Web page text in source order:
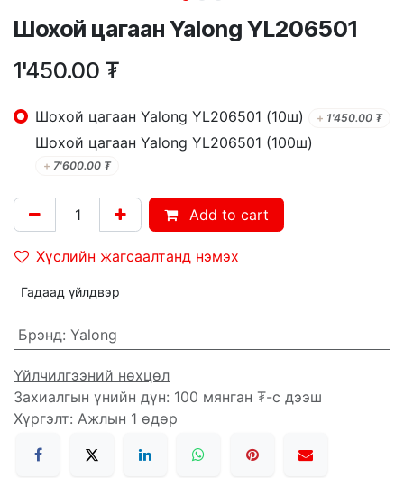
Шохой цагаан Yalong YL206501
1'450.00 ₮
Шохой цагаан Yalong YL206501 (10ш) + 1'450.00₮
Шохой цагаан Yalong YL206501 (100ш)
+ 7'600.00₮
Add to cart
Хүслийн жагсаалтанд нэмэх
Гадаад үйлдвэр
Брэнд: Yalong
Үйлчилгээний нөхцөл
Захиалгын үнийн дүн: 100 мянган ₮-с дээш
Хүргэлт: Ажлын 1 өдөр